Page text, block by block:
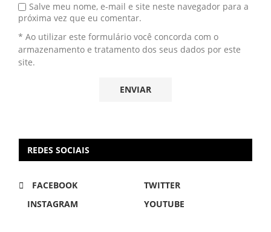
Salve meu nome, e-mail e site neste navegador para a
próxima vez que eu comentar.
* Ao utilizar este formulário você concorda com o
armazenamento e tratamento dos seus dados por este
site.
REDES SOCIAIS
FACEBOOK
TWITTER
INSTAGRAM
YOUTUBE